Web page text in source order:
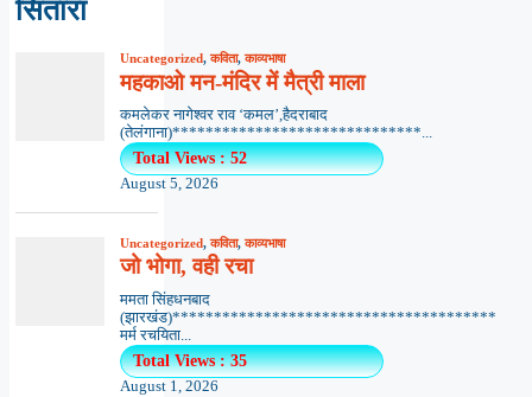
सितारा
Uncategorized,कविता,काव्यभाषा
महकाओ मन-मंदिर में मैत्री माला
कमलेकर नागेश्वर राव ‘कमल’,हैदराबाद
(तेलंगाना)******************************...
Total Views : 52
August 5, 2026
Uncategorized,कविता,काव्यभाषा
जो भोगा, वही रचा
ममता सिंहधनबाद
(झारखंड)***************************************
मर्म रचयिता...
Total Views : 35
August 1, 2026